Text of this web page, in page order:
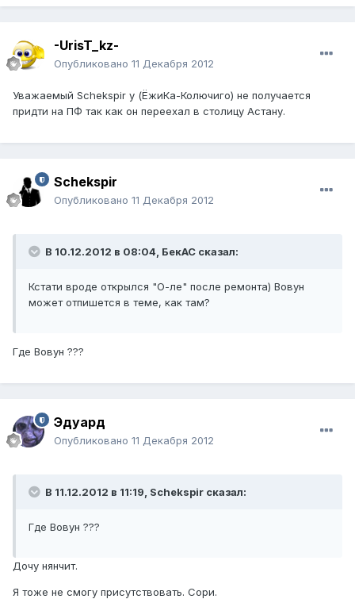
-UrisT_kz-
Опубликовано 11 Декабря 2012
Уважаемый Schekspir у (ЁжиКа-Колючиго) не получается
придти на ПФ так как он переехал в столицу Астану.
Schekspir
Опубликовано 11 Декабря 2012
В 10.12.2012 в 08:04, БекАС сказал:
Кстати вроде открылся "О-ле" после ремонта) Вовун
может отпишется в теме, как там?
Где Вовун ???
Эдуард
Опубликовано 11 Декабря 2012
В 11.12.2012 в 11:19, Schekspir сказал:
Где Вовун ???
Дочу нянчит.
Я тоже не смогу присутствовать. Сори.